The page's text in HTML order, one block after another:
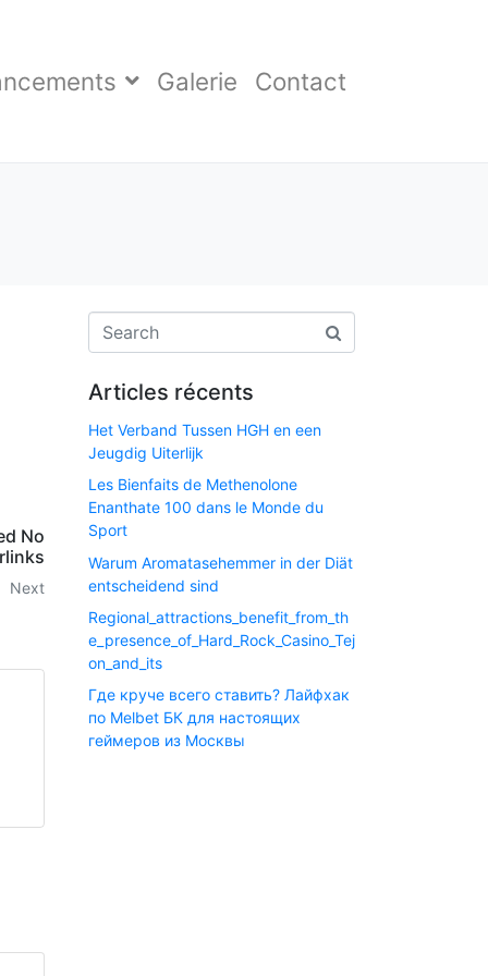
Galerie Contact
No
Next
Articles récents
Het Verband Tussen HGH en een
Jeugdig Uiterlijk
Les Bienfaits de Methenolone
Enanthate 100 dans le Monde du
Sport
Warum Aromatasehemmer in der Diät
entscheidend sind
Regional_attractions_benefit_from_th
e_presence_of_Hard_Rock_Casino_Tej
on_and_its
Где круче всего ставить? Лайфхак
по Melbet БК для настоящих
геймеров из Москвы